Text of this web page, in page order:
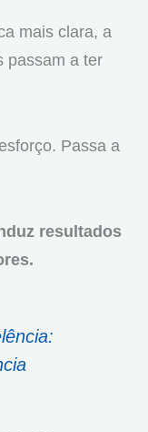
mais clara, a
passam a ter
Passa a
resultados